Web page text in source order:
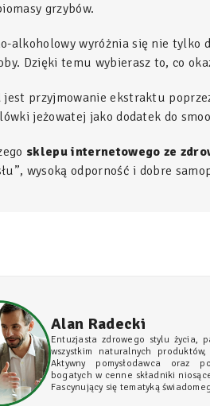
grzybów.
alkoholowy wyróżnia się nie tylko
Dzięki temu wybierasz to, co
jest przyjmowanie ekstraktu
jeżowatej jako dodatek do
sklepu internetowego ze
wysoką odporność i dobre
Alan Radecki
Entuzjasta zdrowego stylu życia,
wszystkim naturalnych
Aktywny pomysłodawca oraz
bogatych w cenne składniki
Fascynujący się tematyką